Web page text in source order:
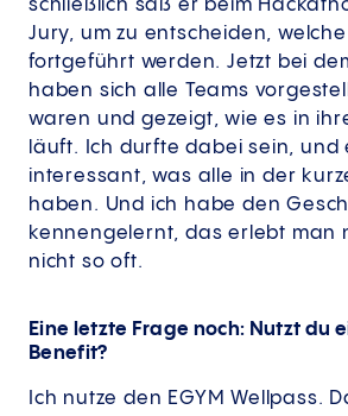
schließlich saß er beim
Jury, um zu entscheiden,
fortgeführt werden. Jetzt bei
haben sich alle Teams
waren und gezeigt, wie es in
läuft. Ich durfte dabei sein, und
interessant, was alle in der
haben. Und ich habe den
kennengelernt, das erlebt man
nicht so oft.
Eine letzte Frage noch: Nutzt du
Benefit?
Ich nutze den EGYM Wellpass.